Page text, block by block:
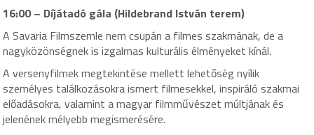
16:00 – Díjátadó gála (Hildebrand István terem)
A Savaria Filmszemle nem csupán a filmes szakmának, de a
nagyközönségnek is izgalmas kulturális élményeket kínál.
A versenyfilmek megtekintése mellett lehetőség nyílik
személyes találkozásokra ismert filmesekkel, inspiráló szakmai
előadásokra, valamint a magyar filmművészet múltjának és
jelenének mélyebb megismerésére.